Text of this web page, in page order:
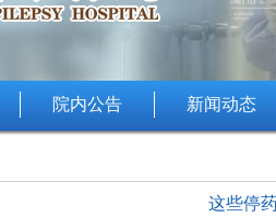
院内公告 新闻动态
这些停